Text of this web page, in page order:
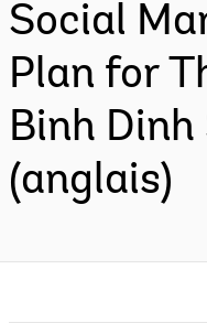
Social
Plan for
Binh
(anglais)